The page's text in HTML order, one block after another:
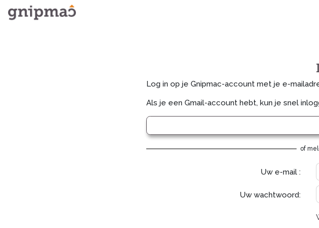
Log in op je Gnipmac-account met je e-
Als je een Gmail-account hebt, kun je snel
of
Uw e-mail :
Uw wachtwoord: